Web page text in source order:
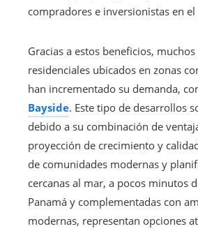
compradores e inversionistas en el
Gracias a estos beneficios,
residenciales ubicados en zonas
han incrementado su demanda,
Bayside. Este tipo de desarrollos
debido a su combinación de
proyección de crecimiento y
de comunidades modernas y
cercanas al mar, a pocos minutos
Panamá y complementadas con
modernas, representan opciones